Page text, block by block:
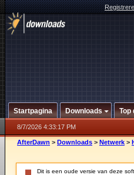
Startpagina Downloads Top
8/7/2026 4:33:17 PM
AfterDawn > Downloads > Netwerk >
Dit is een oude versie van deze